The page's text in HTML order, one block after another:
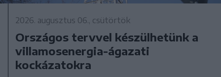
2026. augusztus 06., csütörtök
Országos tervvel készülhetünk a
villamosenergia-ágazati
kockázatokra